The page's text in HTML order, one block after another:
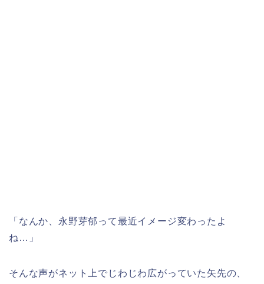
「なんか、永野芽郁って最近イメージ変わったよ
ね…」
そんな声がネット上でじわじわ広がっていた矢先の、